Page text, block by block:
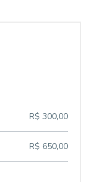
R$ 300,00
R$ 650,00